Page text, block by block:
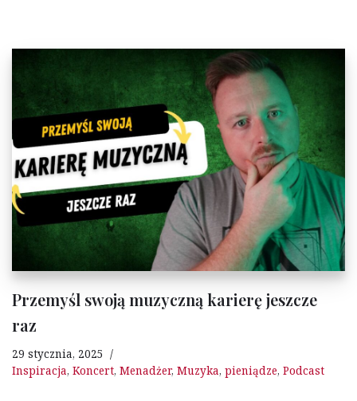
Przemyśl swoją muzyczną karierę jeszcze
raz
29 stycznia, 2025
Inspiracja, Koncert, Menadżer, Muzyka, pieniądze, Podcast